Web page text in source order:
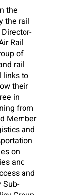
the
the rail
Rail
of
rail
links to
their
in
from
Member
and
on
and
and